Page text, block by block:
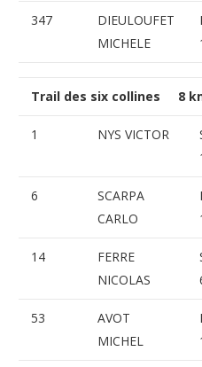
347
DIEULOUFET
MICHELE
Trail des six collines 8
1 NYS VICTOR
6
SCARPA
CARLO
14
FERRE
NICOLAS
53
AVOT
MICHEL